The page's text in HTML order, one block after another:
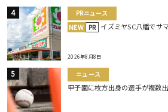
PRニュース
NEW PR イズミヤSC八幡でサ
2026年8月8日
ニュース
甲子園に枚方出身の選手が複数